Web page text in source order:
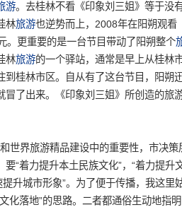
游。去桂林不看《印象刘三姐》等于没
林旅游也逆势而上，2008年在阳朔观看
。更重要的是一台节目带动了阳朔整个
林旅游的一个驿站，通常是早上从桂林
到桂林市区。自从有了这台节目，阳朔
冒了出来。《印象刘三姐》所创造的旅
世界旅游精品建设中的重要性，市决策
“着力提升本土民族文化”，“着力提升
升城市形象”。为了便于传播，我这里
化落地”的思路。二者都通俗生动地指